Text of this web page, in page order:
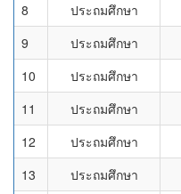
8
ประถมศึกษา
9
ประถมศึกษา
10
ประถมศึกษา
11
ประถมศึกษา
12
ประถมศึกษา
13
ประถมศึกษา